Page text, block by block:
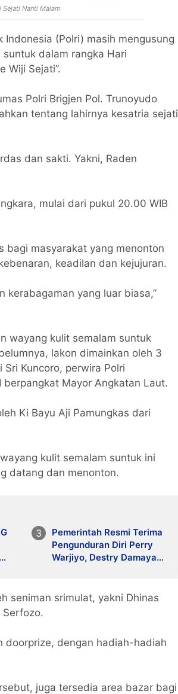
Sejati Nanti Malam
Indonesia (Polri) masih mengusung
dalam rangka Hari
Wiji Sejati”.
Polri Brigjen Pol. Trunoyudo
tentang lahirnya kesatria sejati
dan sakti. Yakni, Raden
mulai dari pukul 20.00 WIB
bagi masyarakat yang menonton
keadilan dan kejujuran.
kerabagaman yang luar biasa,”
wayang kulit semalam suntuk
lakon dimainkan oleh 3
Kuncoro, perwira Polri
Mayor Angkatan Laut.
Ki Bayu Aji Pamungkas dari
kulit semalam suntuk ini
datang dan menonton.
Pemerintah Resmi Terima
Pengunduran Diri Perry
Warjiyo, Destry Damayanti
seniman srimulat, yakni Dhinas
Serfozo.
doorprize, dengan hadiah-hadiah
juga tersedia area bazar bagi